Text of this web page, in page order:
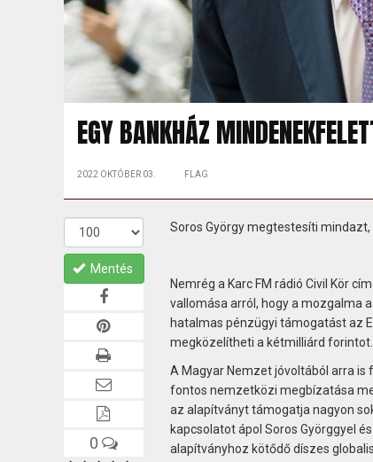
EGY BANKHÁZ
2022 OKTÓBER 03. FLAG
Mentés
0
Soros György megtestesíti
Nemrég a Karc FM rádió Civil Kör
vallomása arról, hogy a mozgalma
hatalmas pénzügyi támogatást az
megközelítheti a kétmilliárd forintot.
A Magyar Nemzet jóvoltából arra is
fontos nemzetközi megbízatása
az alapítványt támogatja nagyon
kapcsolatot ápol Soros Györggyel
alapítványhoz kötődő díszes